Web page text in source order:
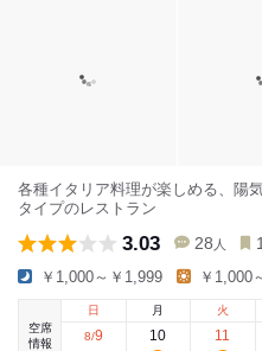
各種イタリア料理が楽しめる、陽
タイプのレストラン
3.03 28 人
￥1,000～￥1,999 ￥1,000
空席
情報
日
8/9
月
10
火
11